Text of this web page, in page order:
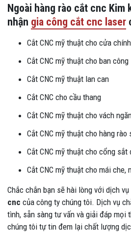
Ngoài hàng rào cắt cnc
nhận gia công cắt cnc laser
Cắt CNC mỹ thuật cho cửa chính
Cắt CNC mỹ thuật cho ban công
Cắt CNC mỹ thuật lan can
Cắt CNC cho cầu thang
Cắt CNC mỹ thuật cho vách
Cắt CNC mỹ thuật cho hàng rào
Cắt CNC mỹ thuật cho cổng sắt
Cắt CNC mỹ thuật cho mái che,
Chắc chắn bạn sẽ hài lòng với dịch
cnc của công ty chúng tôi. Dịch vụ
tình, sẵn sàng tư vấn và giải đáp mọi
chúng tôi tự tin đem lại chất lượng